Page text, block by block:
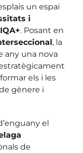
un espai
i
. Posant en
, la
any una nova
els i les
gènere i
el
de